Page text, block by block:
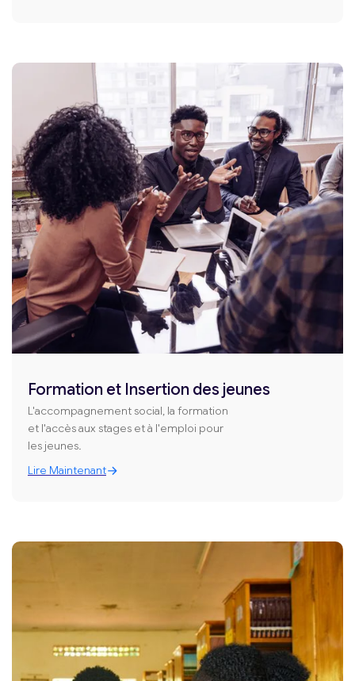
Formation et Insertion des jeunes
L'accompagnement social, la formation
et l'accès aux stages et à l'emploi pour
les jeunes.
Lire Maintenant